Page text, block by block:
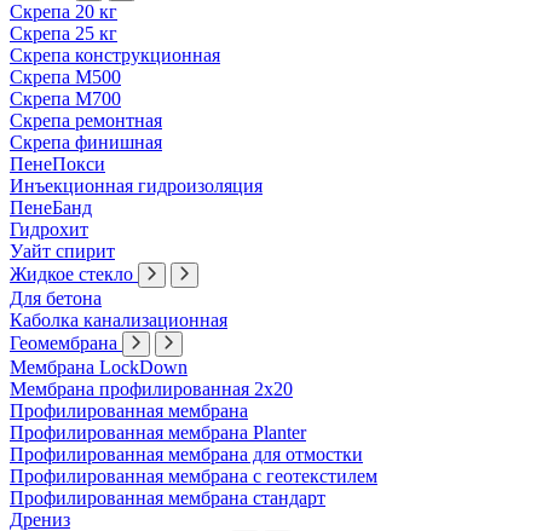
Скрепа 20 кг
Скрепа 25 кг
Скрепа конструкционная
Скрепа М500
Скрепа М700
Скрепа ремонтная
Скрепа финишная
ПенеПокси
Инъекционная гидроизоляция
ПенеБанд
Гидрохит
Уайт спирит
Жидкое стекло
Для бетона
Каболка канализационная
Геомембрана
Мембрана LockDown
Мембрана профилированная 2х20
Профилированная мембрана
Профилированная мембрана Planter
Профилированная мембрана для отмостки
Профилированная мембрана с геотекстилем
Профилированная мембрана стандарт
Дрениз